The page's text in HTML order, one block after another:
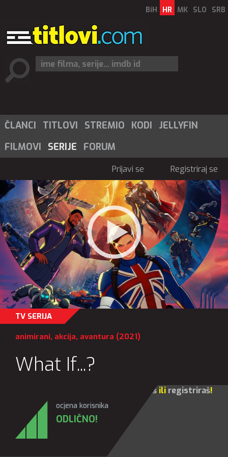
BiH HR MK SLO SRB
ČLANCI TITLOVI STREMIO KODI
JELLYFIN
FILMOVI
SERIJE FORUM
Prijavi se Registriraj se
TV SERIJA
animirani, akcija, avantura (2021)
What If...?
prijaviš ili registriraš!
ocjena korisnika
ODLIČNO!